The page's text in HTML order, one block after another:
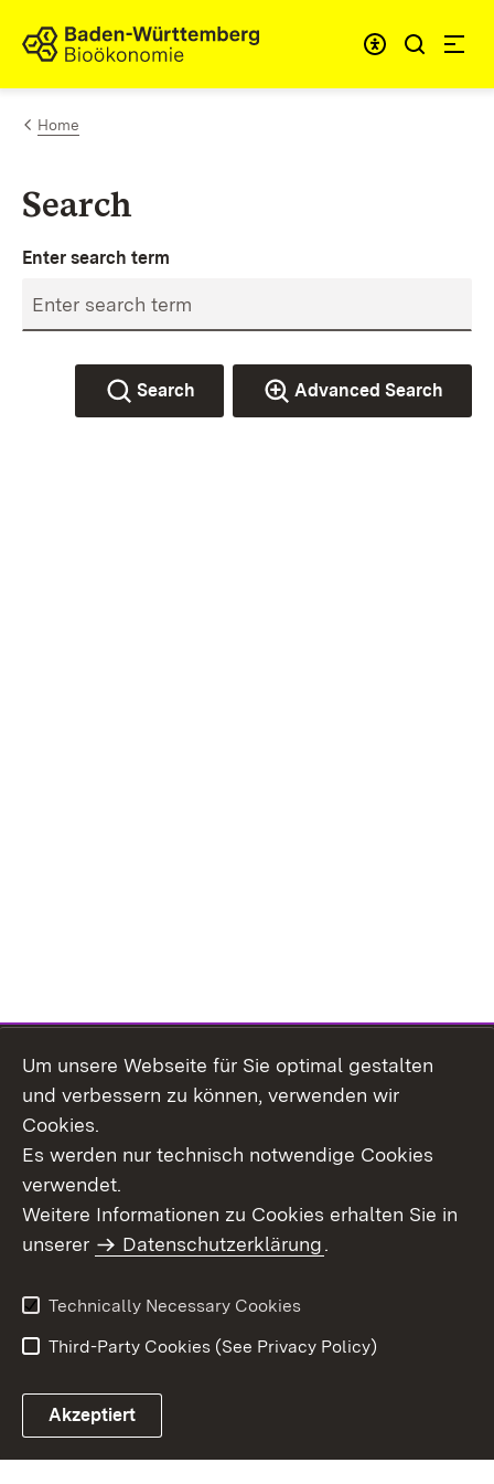
Skip to content
Link to homepage
Home
Search
Enter search term
Search Advanced Search
Topic overview
Site Map
Data Protection
Declaration on
Usage Notice
Imprint Contact Us
Um unsere Webseite für Sie optimal gestalten
und verbessern zu können, verwenden wir
Cookies.
Es werden nur technisch notwendige Cookies
verwendet.
Weitere Informationen zu Cookies erhalten Sie in
unserer
Datenschutzerklärung.
Technically Necessary Cookies
Third-Party Cookies (See Privacy Policy)
Akzeptiert